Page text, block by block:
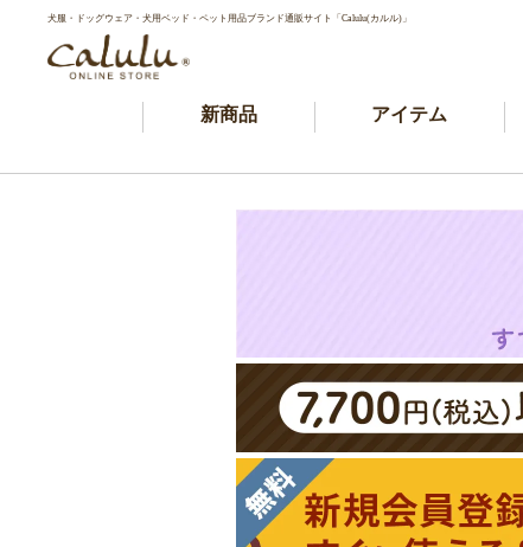
犬服・ドッグウェア・犬用ベッド・ペット用品ブランド通販サイト「Calulu(カルル)」
新商品 アイテム